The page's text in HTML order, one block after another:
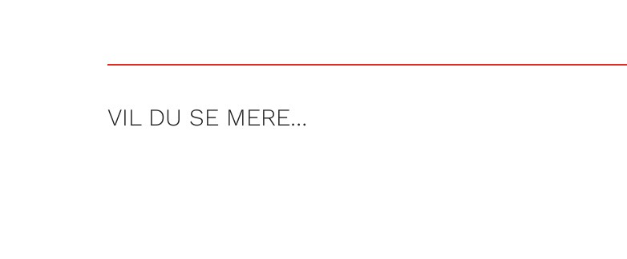
VIL DU SE MERE…